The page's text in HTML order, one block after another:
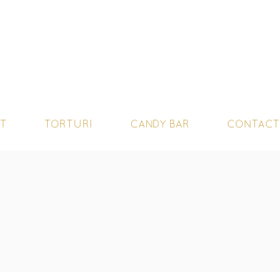
TORTURI CANDY BAR CONTACT